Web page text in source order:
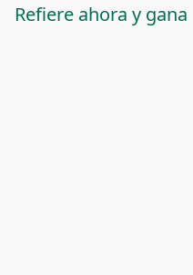
Refiere ahora y gana